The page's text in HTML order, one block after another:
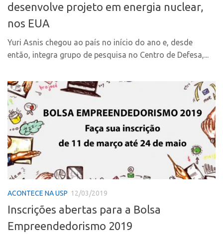
Inteligência Competitiva
Pesquisa na USP
CPEs
INCTs
InovaUSP
Comunicação
Eventos
Agenda AUSPIN
Fala Inovação
Premiações
Startup USP
Conexão USP
Conexão Inter-USP
Inteligência Competitiva
Chamamento
Pesquisa na USP
EMBRAPIIs
CEPIDs
INCTs
PRPI/USP
InovaUSP
desenvolve projeto em energia nuclear,
nos EUA
Yuri Asnis chegou ao país no início do ano e, desde
então, integra grupo de pesquisa no Centro de Defesa,...
ACONTECE NA USP 12/03/2019
Inscrições abertas para a Bolsa
Empreendedorismo 2019